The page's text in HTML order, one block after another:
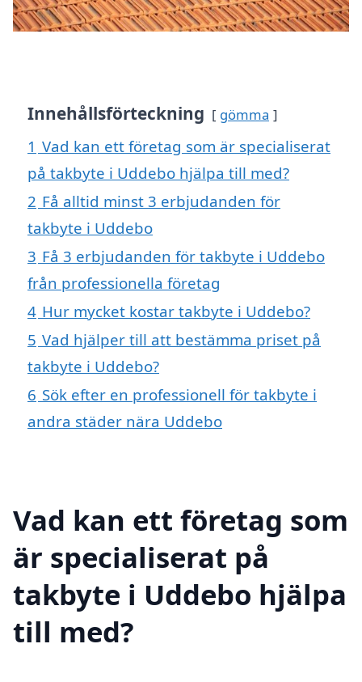
Innehållsförteckning gömma
1 Vad kan ett företag som är specialiserat
på takbyte i Uddebo hjälpa till med?
2 Få alltid minst 3 erbjudanden för
takbyte i Uddebo
3 Få 3 erbjudanden för takbyte i Uddebo
från professionella företag
4 Hur mycket kostar takbyte i Uddebo?
5 Vad hjälper till att bestämma priset på
takbyte i Uddebo?
6 Sök efter en professionell för takbyte i
andra städer nära Uddebo
Vad kan ett företag som
är specialiserat på
takbyte i Uddebo hjälpa
till med?